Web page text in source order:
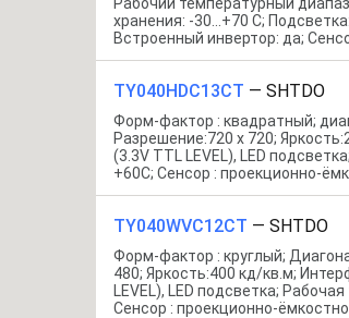
хранения: -30...+70 С;
Встроенный инвертор: да;
TY040HDC13CT — SHTDO
Форм-фактор : квадратный;
Разрешение:720 x 720;
(3.3V TTL LEVEL), LED
+60С; Сенсор : проекционно-
TY040WVC12CT — SHTDO
Форм-фактор : круглый;
480; Яркость:400 кд/кв.м;
LEVEL), LED подсветка;
Сенсор : проекционно-